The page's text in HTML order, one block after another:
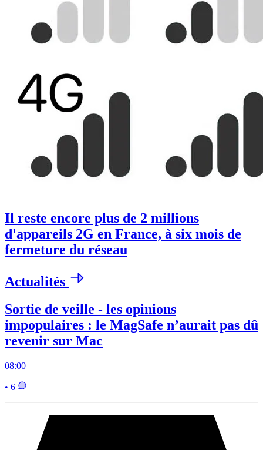
Il reste encore plus de 2 millions
d'appareils 2G en France, à six mois de
fermeture du réseau
Actualités
Sortie de veille - les opinions
impopulaires : le MagSafe n’aurait pas dû
revenir sur Mac
08:00
• 6